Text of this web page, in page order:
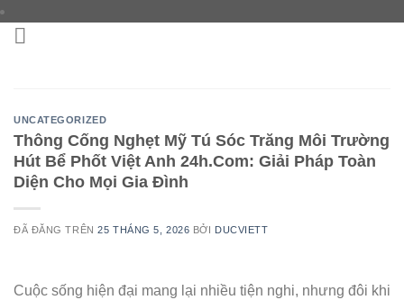
đến
UNCATEGORIZED
Thông Cống Nghẹt Mỹ Tú Sóc Trăng Môi Trường
Hút Bể Phốt Việt Anh 24h.Com: Giải Pháp Toàn
Diện Cho Mọi Gia Đình
ĐÃ ĐĂNG TRÊN25 THÁNG 5, 2026 BỞI DUCVIETT
Cuộc sống hiện đại mang lại nhiều tiện nghi, nhưng đôi khi